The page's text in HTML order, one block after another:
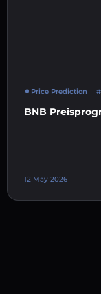
Price Prediction
BNB
12 May 2026